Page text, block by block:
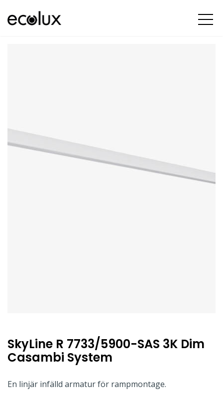
SkyLine R 7733/5900-SAS 3K Dim
Casambi System
En linjär infälld armatur för rampmontage.